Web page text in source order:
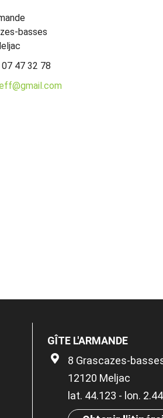
basses
47 32 78
GÎTE L'ARMANDE
8 Grascazes-
12120 Meljac
lat. 44.123 - lon.